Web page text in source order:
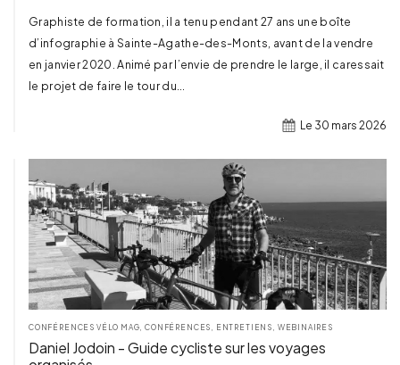
Graphiste de formation, il a tenu pendant 27 ans une boîte
d’infographie à Sainte-Agathe-des-Monts, avant de la vendre
en janvier 2020. Animé par l’envie de prendre le large, il caressait
le projet de faire le tour du...
Le 30 mars 2026
TERMINÉ
CONFÉRENCES VÉLO MAG ,CONFÉRENCES, ENTRETIENS, WEBINAIRES
Daniel Jodoin - Guide cycliste sur les voyages